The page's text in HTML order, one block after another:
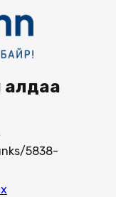
алдаа
5838-